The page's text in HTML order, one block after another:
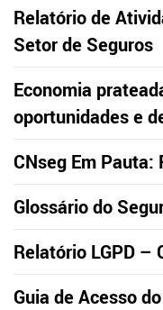
Relatório de
Setor de Seguros
Economia
oportunidades e
CNseg Em
Glossário do
Relatório LGPD –
Guia de Acesso